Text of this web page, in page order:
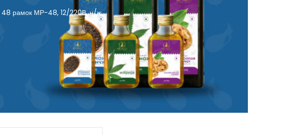
48 рамок МР-48, 12/220В, н/ж